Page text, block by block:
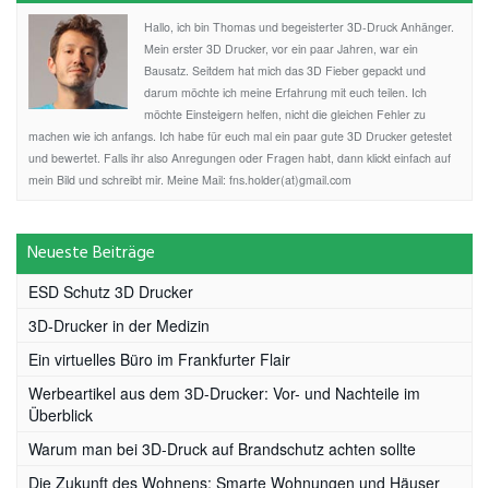
Hallo, ich bin Thomas und begeisterter 3D-Druck Anhänger.
Mein erster 3D Drucker, vor ein paar Jahren, war ein
Bausatz. Seitdem hat mich das 3D Fieber gepackt und
darum möchte ich meine Erfahrung mit euch teilen. Ich
möchte Einsteigern helfen, nicht die gleichen Fehler zu
machen wie ich anfangs. Ich habe für euch mal ein paar gute 3D Drucker getestet
und bewertet. Falls ihr also Anregungen oder Fragen habt, dann klickt einfach auf
mein Bild und schreibt mir. Meine Mail: fns.holder(at)gmail.com
Neueste Beiträge
ESD Schutz 3D Drucker
3D-Drucker in der Medizin
Ein virtuelles Büro im Frankfurter Flair
Werbeartikel aus dem 3D-Drucker: Vor- und Nachteile im
Überblick
Warum man bei 3D-Druck auf Brandschutz achten sollte
Die Zukunft des Wohnens: Smarte Wohnungen und Häuser